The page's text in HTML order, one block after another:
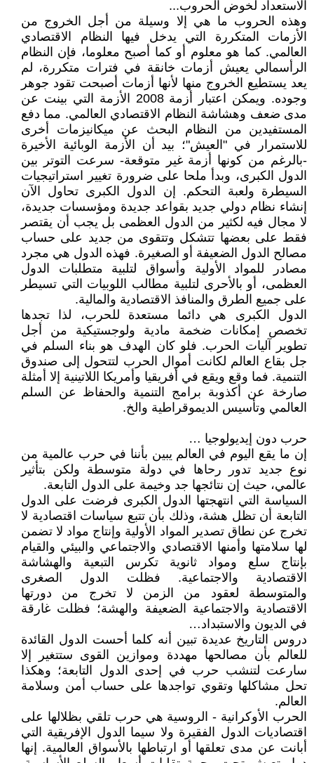
الاستعداد لخوض الحروب...
وهذه الحروب ما هي إلا وسيلة من أجل الخروج من
الأزمات المتكررة التي يدخل فيها النظام الاقتصادي
العالمي. كما هو معلوم أو كما أصبح معلوما، فإن النظام
الرأسمالي يعيش أزمات خانقة في فترات متكررة، لم
يعد يستطيع الخروج منها لأنها أزمات أصبحت تقود جوهر
وجوده. ويمكن اعتبار أزمة 2008 الأزمة التي بينت عن
مدى ضعف وهشاشة النظام الاقتصادي العالمي. مما دفع
المستفيدين من النظام البحث عن ميكانيزمات أخرى
للاستمرار في "العيش"؛ بيد أن الأزمة الوبائية الأخيرة
-بالرغم من كونها أزمة غير متوقعة- سرعت التوتر بين
الدول الكبرى، وبدأ ملحا على ضرورة تغيير استراتيجيات
السيطرة ولعبة التحكم. إن الدول الكبرى تحاول الآن
إنشاء نظام دولي جديد بقواعد جديدة ومؤسسات جديدة،
لا مجال فيه لكثير من الدول العظمى بل يجب أن يقتصر
فقط على بعضها تتشكل وتتقوى من جديد على حساب
مصالح الدول الضعيفة أو الصغيرة. فهذه الدول هي مجرد
مصادر للمواد الأولية وأسواق لتلبية متطلبات الدول
العظمى، أو بالأحرى لتلبية مطالب اللوبيات التي تسيطر
على جميع الطرق والمنافذ الاقتصادية والمالية.
الدول الكبرى هي دائما مستعدة للحرب، لذا تجدها
تخصص إمكانات ضخمة مادية ولوجستيكية من أجل
تطوير آليات الحرب. فلو كان الهدف هو بناء السلم في
جل بقاع العالم لكانت أموال الحرب لتتحول إلى صندوق
التنمية. فما وقع ويقع في أفريقيا وأمريكا اللاتينية إلا أمثلة
صارخة عن أكذوبة برامج التنمية والحفاظ عن السلم
العالمي وتأسيس الديموقراطية والخ.
حرب دون إيديولوجيا …
إن ما يقع اليوم في العالم يبين بأننا في حرب عالمية من
نوع جديد تدور رحاها في دولة متوسطة ولكن بتأثير
عالمي، حيث إن نتائجها جد وخيمة على الدول التابعة.
السياسة التي انتهجتها الدول الكبرى فرضت على الدول
التابعة أن تظل هشة، وذلك بأن تتبع سياسات اقتصادية لا
تخرج عن نطاق تصدير المواد الأولية وإنتاج مواد لا تضمن
لها سلامتها وأمنها الاقتصادي والاجتماعي والبيئي والقيام
بإنتاج سلع ومواد ثانوية تكرس التبعية والهشاشة
الاقتصادية والاجتماعية. فظلت الدول الصغرى
والمتوسطة لعقود من الزمن لا تخرج من دورتها
الاقتصادية والاجتماعية الضعيفة والهشة؛ فظلت غارقة
في الديون والاستبداد…
دروس التاريخ عديدة تبين أنه كلما أحست الدول القائدة
للعالم بأن مصالحها مهددة وموازين القوى ستتغير إلا
سارعت لتنشب حرب في إحدى الدول التابعة؛ وهكذا
تحل مشاكلها وتقوي تواجدها على حساب أمن وسلامة
العالم.
الحرب الأوكرانية - الروسية هي حرب تلقي بظلالها على
اقتصاديات الدول الفقيرة ولا سيما الدول الإفريقية التي
أبانت عن مدى تعلقها أو ارتباطها بالأسواق العالمية. إنها